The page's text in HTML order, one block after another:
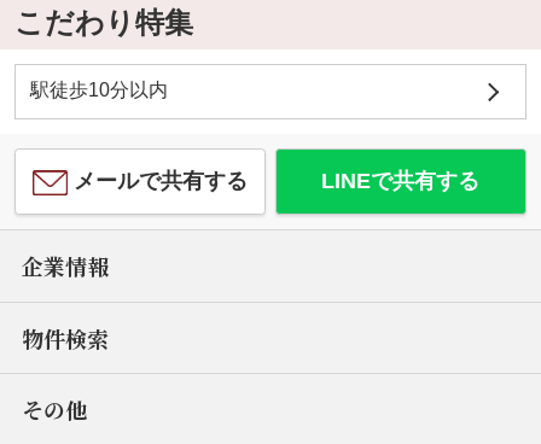
こだわり特集
駅徒歩10分以内
メールで共有する LINEで共有する
企業情報
物件検索
その他